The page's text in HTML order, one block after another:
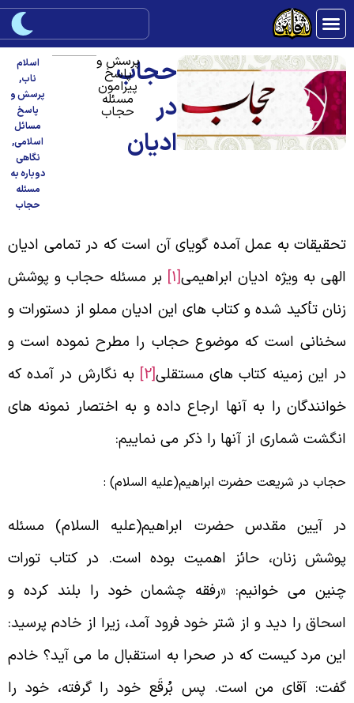
حجاب
در
ادیان
پرسش و
پاسخ
پیرامون
مسئله
حجاب
اسلام
ناب,
پرسش و
پاسخ
مسائل
اسلامی,
نگاهی
دوباره به
مسئله
حجاب
به عمل آمده گویای آن است که در تمامی ادیان
به ویژه ادیان ابراهیمی[1] بر مسئله حجاب و پوشش
تأکید شده و کتاب های این ادیان مملو از دستورات و
است که موضوع حجاب را مطرح نموده است و
این زمینه کتاب های مستقلی[2] به نگارش در آمده که
را به آنها ارجاع داده و به اختصار نمونه های
شماری از آنها را ذکر می نماییم:
در شریعت حضرت ابراهیم(علیه السلام) :
آیین مقدس حضرت ابراهیم(علیه السلام) مسئله
زنان، حائز اهمیت بوده است. در کتاب تورات
می خوانیم: «رفقه چشمان خود را بلند کرده و
را دید و از شتر خود فرود آمد، زیرا از خادم پرسید:
مرد کیست که در صحرا به استقبال ما می آید؟ خادم
آقای من است. پس بُرقَع خود را گرفته، خود را